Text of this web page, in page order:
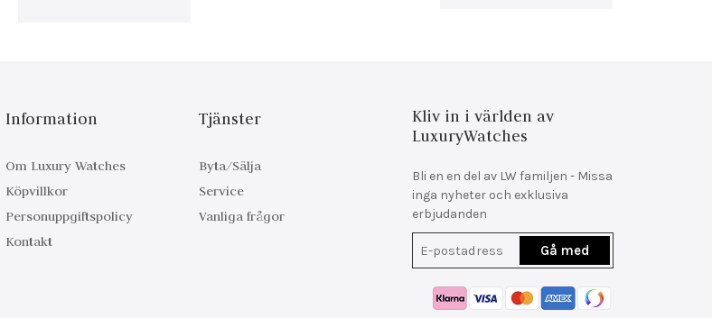
Information
Om Luxury Watches
Köpvillkor
Personuppgiftspolicy
Kontakt
Tjänster
Byta/Sälja
Service
Vanliga frågor
Kliv in i världen av
LuxuryWatches
Bli en en del av LW familjen - Missa
inga nyheter och exklusiva
erbjudanden
Gå med